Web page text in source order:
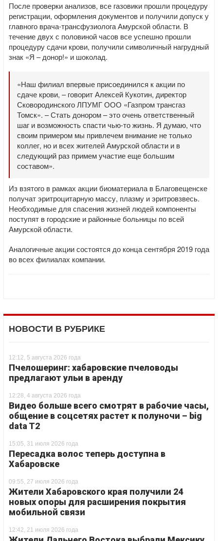
После проверки анализов, все газовики прошли процедуру
регистрации, оформления документов и получили допуск у
главного врача-трансфузиолога Амурской области. В
течение двух с половиной часов все успешно прошли
процедуру сдачи крови, получили символичный нагрудный
знак «Я – донор!» и шоколад.
«Наш филиал впервые присоединился к акции по
сдаче крови, – говорит Алексей Кукотин, директор
Сковородинского ЛПУМГ ООО «Газпром трансгаз
Томск». – Стать донором – это очень ответственный
шаг и возможность спасти чью-то жизнь. Я думаю, что
своим примером мы привлечем внимание не только
коллег, но и всех жителей Амурской области и в
следующий раз примем участие еще большим
составом».
Из взятого в рамках акции биоматериала в Благовещенске
получат эритроцитарную массу, плазму и эритровзвесь.
Необходимые для спасения жизней людей компоненты
поступят в городские и районные больницы по всей
Амурской области.
Аналогичные акции состоятся до конца сентября 2019 года
во всех филиалах компании.
НОВОСТИ В РУБРИКЕ
12:12, 5 августа 2026 года
Пчелошеринг: хабаровские пчеловоды
предлагают ульи в аренду
12:28, 4 августа 2026 года
Видео больше всего смотрят в рабочие часы,
общение в соцсетях растет к полуночи – big
data T2
15:05, 31 июля 2026 года
Пересадка волос теперь доступна в
Хабаровске
09:55, 27 июля 2026 года
Жители Хабаровского края получили 24
новых опоры для расширения покрытия
мобильной связи
12:42, 21 июля 2026 года